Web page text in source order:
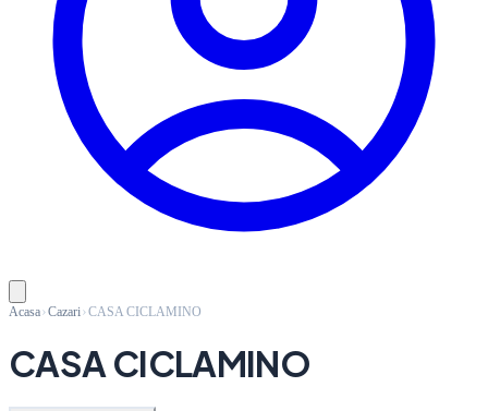
Acasa Cazari CASA CICLAMINO
CASA CICLAMINO